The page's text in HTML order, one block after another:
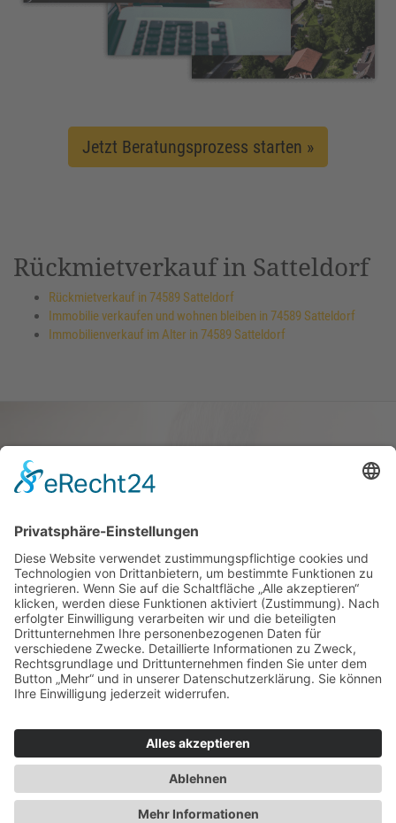
Jetzt Beratungsprozess starten »
Rückmietverkauf in Satteldorf
Rückmietverkauf in 74589 Satteldorf
Immobilie verkaufen und wohnen bleiben in 74589 Satteldorf
Immobilienverkauf im Alter in 74589 Satteldorf
verkaufen und darin
wohnen bleiben
Verkaufen Sie Ihr Haus oder Ihre
Eigen­tums­woh­nung und bleiben Sie
darin wohnen.
Jetzt Ermittlung starten »
Regional